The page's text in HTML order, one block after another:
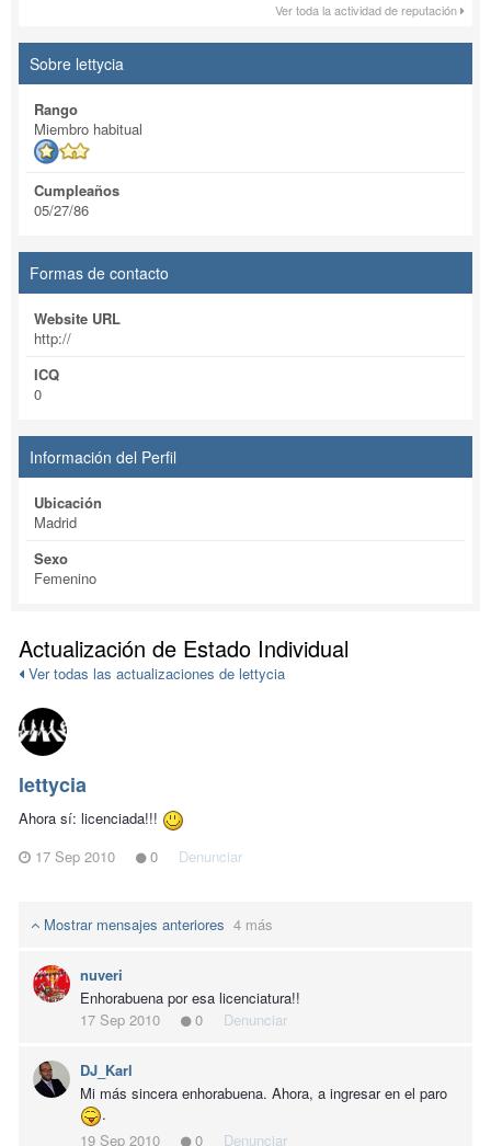
Ver toda la actividad de reputación
Sobre lettycia
Rango
Miembro habitual
Cumpleaños
05/27/86
Formas de contacto
Website URL
http://
ICQ
0
Información del Perfil
Ubicación
Madrid
Sexo
Femenino
Actualización de Estado Individual
Ver todas las actualizaciones de lettycia
lettycia
Ahora sí: licenciada!!!
17 Sep 2010
0 Denunciar
Mostrar mensajes anteriores 4 más
nuveri
Enhorabuena por esa licenciatura!!
17 Sep 2010
0 Denunciar
DJ_Karl
Mi más sincera enhorabuena. Ahora, a ingresar en el paro
.
19 Sep 2010
0 Denunciar